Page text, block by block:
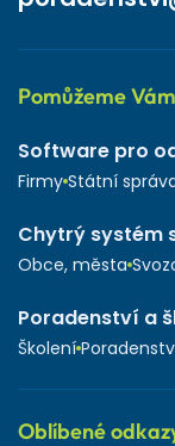
Pomůžeme Vám
Software pro
Firmy Státní
Chytrý systém
Obce, města
Poradenství a
Školení
Oblíbené